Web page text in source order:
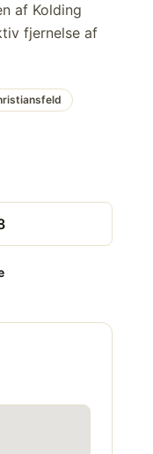
af Kolding
fjernelse af